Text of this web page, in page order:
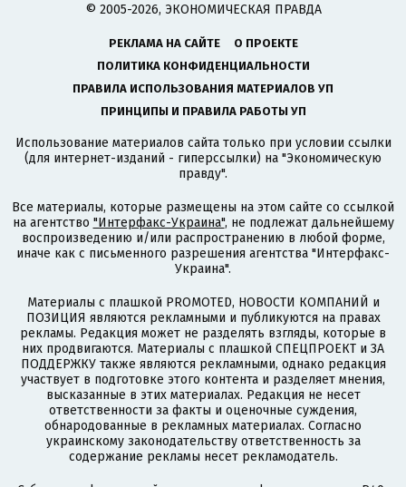
© 2005-2026, ЭКОНОМИЧЕСКАЯ ПРАВДА
РЕКЛАМА НА САЙТЕ
О ПРОЕКТЕ
ПОЛИТИКА КОНФИДЕНЦИАЛЬНОСТИ
ПРАВИЛА ИСПОЛЬЗОВАНИЯ МАТЕРИАЛОВ УП
ПРИНЦИПЫ И ПРАВИЛА РАБОТЫ УП
Использование материалов сайта только при условии ссылки
(для интернет-изданий - гиперссылки) на "Экономическую
правду".
Все материалы, которые размещены на этом сайте со ссылкой
на агентство "Интерфакс-Украина", не подлежат дальнейшему
воспроизведению и/или распространению в любой форме,
иначе как с письменного разрешения агентства "Интерфакс-
Украина".
Материалы с плашкой PROMOTED, НОВОСТИ КОМПАНИЙ и
ПОЗИЦИЯ являются рекламными и публикуются на правах
рекламы. Редакция может не разделять взгляды, которые в
них продвигаются. Материалы с плашкой СПЕЦПРОЕКТ и ЗА
ПОДДЕРЖКУ также являются рекламными, однако редакция
участвует в подготовке этого контента и разделяет мнения,
высказанные в этих материалах. Редакция не несет
ответственности за факты и оценочные суждения,
обнародованные в рекламных материалах. Согласно
украинскому законодательству ответственность за
содержание рекламы несет рекламодатель.